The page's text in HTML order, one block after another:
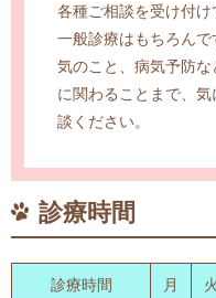
各種ご相談を受け付け
一般診療はもちろん
気のこと、 病気予防
に関わることまで、 気
談ください。
診療時間
診療時間 月 火